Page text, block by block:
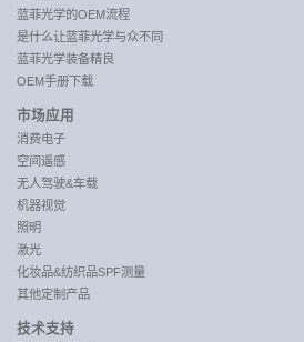
蓝菲光学的OEM流程
是什么让蓝菲光学与众不同
蓝菲光学装备精良
OEM手册下载
市场应用
消费电子
空间遥感
无人驾驶&车载
机器视觉
照明
激光
化妆品&纺织品SPF测量
其他定制产品
技术支持